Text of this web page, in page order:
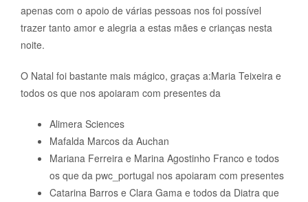
apenas com o apoio de várias pessoas nos foi possível
trazer tanto amor e alegria a estas mães e crianças nesta
noite.
O Natal foi bastante mais mágico, graças a:Maria Teixeira e
todos os que nos apoiaram com presentes da
Alimera Sciences
Mafalda Marcos da Auchan
Mariana Ferreira e Marina Agostinho Franco e todos
os que da pwc_portugal nos apoiaram com presentes
Catarina Barros e Clara Gama e todos da Diatra que